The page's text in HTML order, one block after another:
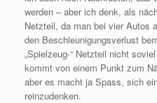
werden – aber ich denk, als
Netzteil, da man bei vier Autos
den Beschleunigungsverlust
„Spielzeug-“ Netzteil nicht
kommt von einem Punkt zum
aber es macht ja Spass, sich
reinzudenken.